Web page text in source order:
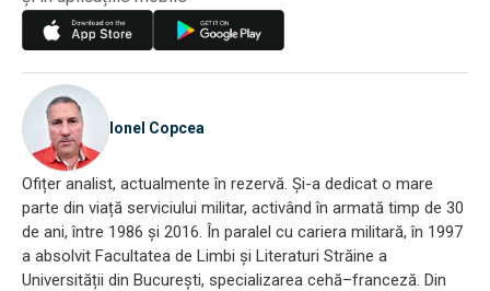
Ionel Copcea
Ofițer analist, actualmente în rezervă. Și-a dedicat o mare
parte din viață serviciului militar, activând în armată timp de 30
de ani, între 1986 și 2016. În paralel cu cariera militară, în 1997
a absolvit Facultatea de Limbi și Literaturi Străine a
Universității din București, specializarea cehă–franceză. Din